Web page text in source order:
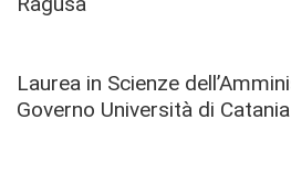
Laurea in Scienze
Governo Università di Catania